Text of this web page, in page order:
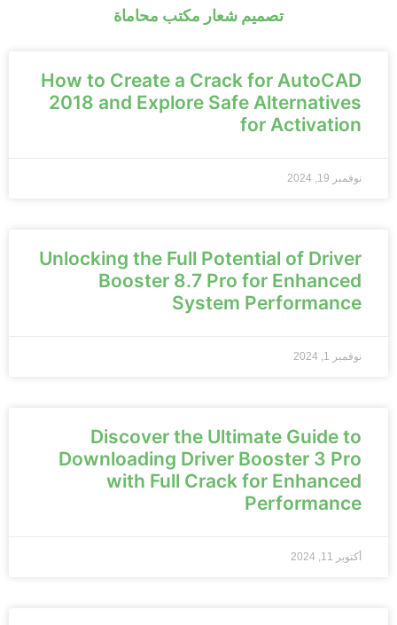
تصميم شعار مكتب محاماة
How to Create a Crack for AutoCAD
2018 and Explore Safe Alternatives
for Activation
نوفمبر 19, 2024
Unlocking the Full Potential of Driver
Booster 8.7 Pro for Enhanced
System Performance
نوفمبر 1, 2024
Discover the Ultimate Guide to
Downloading Driver Booster 3 Pro
with Full Crack for Enhanced
Performance
أكتوبر 11, 2024